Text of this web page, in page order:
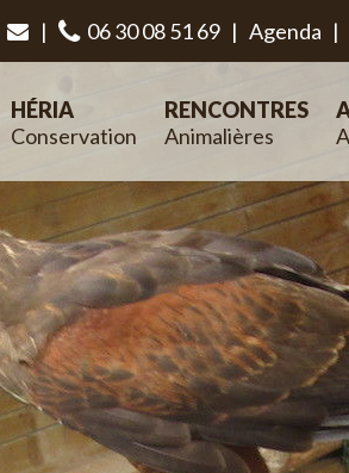
| 06 30 08 51 69 | Agenda |
HÉRIA
Conservation
RENCONTRES
Animalières